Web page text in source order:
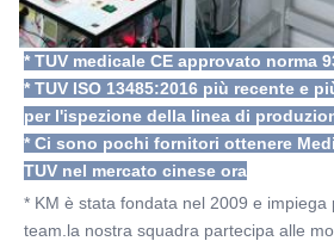
* TUV medicale CE approvato norma
* TUV ISO 13485:2016 più recente e
per l'ispezione della linea di
* Ci sono pochi fornitori ottenere
TUV nel mercato cinese ora
* KM è stata fondata nel 2009 e
team.la nostra squadra partecipa alle